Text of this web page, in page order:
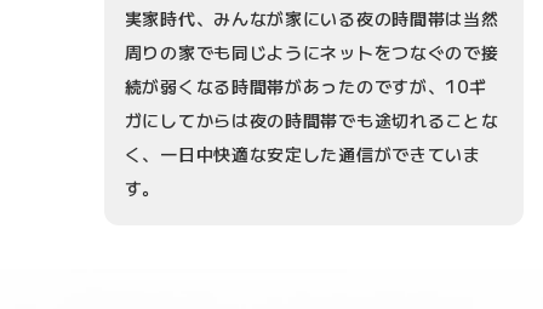
実家時代、みんなが家にいる夜の時間帯は当然
周りの家でも同じようにネットをつなぐので接
続が弱くなる時間帯があったのですが、10ギ
ガにしてからは夜の時間帯でも途切れることな
く、一日中快適な安定した通信ができていま
す。